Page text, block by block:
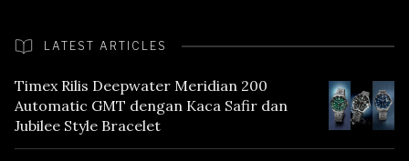
LATEST ARTICLES
Timex Rilis Deepwater Meridian 200
Automatic GMT dengan Kaca Safir dan
Jubilee Style Bracelet